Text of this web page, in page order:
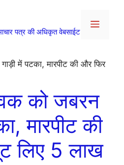
पत्र की अधिकृत वेबसाईट
Menu
को जबरन
मारपीट की
लिए 5 लाख